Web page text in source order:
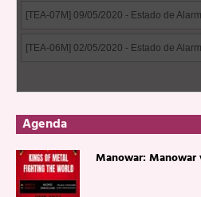
Agenda
Manowar: Manowar